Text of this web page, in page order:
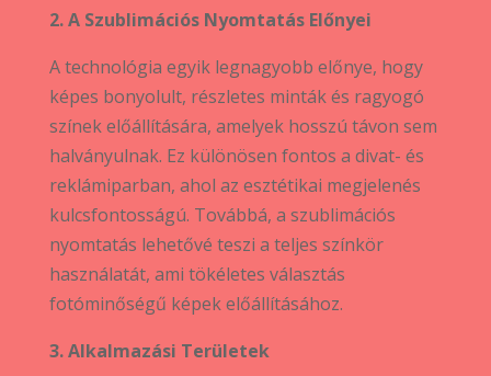
2. A Szublimációs Nyomtatás Előnyei
A technológia egyik legnagyobb előnye, hogy
képes bonyolult, részletes minták és ragyogó
színek előállítására, amelyek hosszú távon sem
halványulnak. Ez különösen fontos a divat- és
reklámiparban, ahol az esztétikai megjelenés
kulcsfontosságú. Továbbá, a szublimációs
nyomtatás lehetővé teszi a teljes színkör
használatát, ami tökéletes választás
fotóminőségű képek előállításához.
3. Alkalmazási Területek